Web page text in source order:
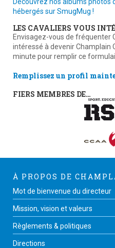
hébergés sur SmugMug !
LES CAVALIERS VOUS
Envisagez-vous de fréquenter
intéressé à devenir Champlain
minute pour remplir ce
Remplissez un profil
FIERS MEMBRES DE…
À PROPOS DE
Mot de bienvenue du directeur
Mission, vision et valeurs
Règlements & politiques
Directions